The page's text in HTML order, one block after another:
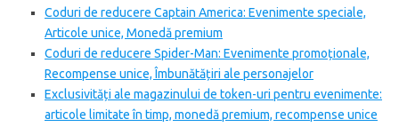
Coduri de reducere Captain America: Evenimente speciale,
Articole unice, Monedă premium
Coduri de reducere Spider-Man: Evenimente promoționale,
Recompense unice, Îmbunătățiri ale personajelor
Exclusivități ale magazinului de token-uri pentru evenimente:
articole limitate în timp, monedă premium, recompense unice